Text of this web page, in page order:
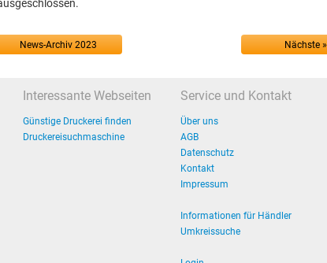
News-Archiv 2023 Nächste »
Interessante Webseiten
Günstige Druckerei finden
Druckereisuchmaschine
Service und Kontakt
Über uns
AGB
Datenschutz
Kontakt
Impressum
Informationen für Händler
Umkreissuche